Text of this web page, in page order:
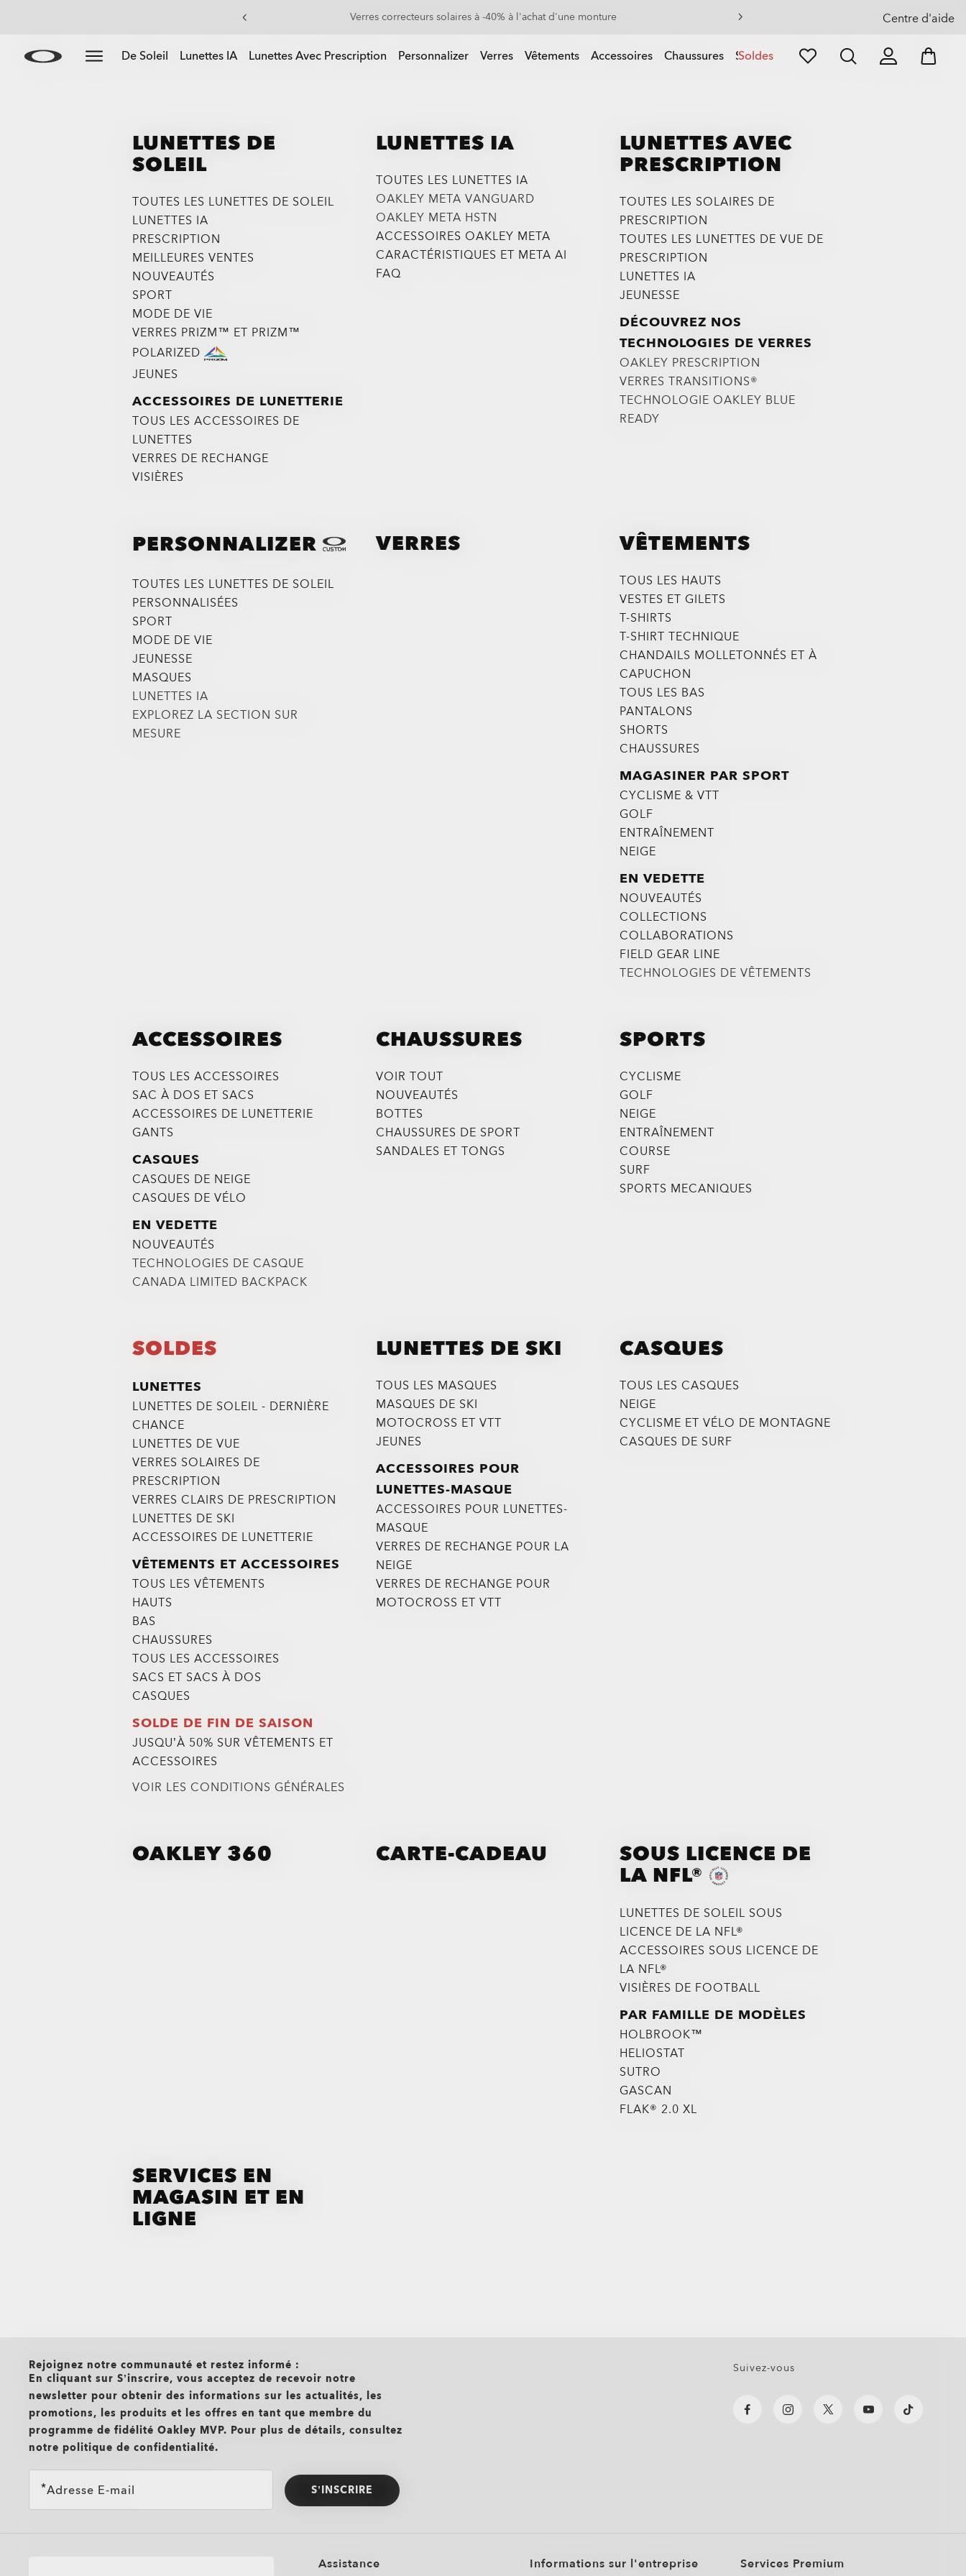
main
Les lunettes de soleil à jusqu'à -50% Centre d'aide
Lunettes De Soleil Lunettes IA Lunettes Avec Prescription Personnalizer Verres Vêtements Accessoires Chaussures Sports
Soldes
LUNETTES DE
SOLEIL
TOUTES LES LUNETTES DE SOLEIL
LUNETTES IA
PRESCRIPTION
MEILLEURES VENTES
NOUVEAUTÉS
SPORT
MODE DE VIE
VERRES PRIZM™ ET PRIZM™
POLARIZED
JEUNES
ACCESSOIRES DE LUNETTERIE
TOUS LES ACCESSOIRES DE
LUNETTES
VERRES DE RECHANGE
VISIÈRES
LUNETTES IA
TOUTES LES LUNETTES IA
OAKLEY META VANGUARD
OAKLEY META HSTN
ACCESSOIRES OAKLEY META
CARACTÉRISTIQUES ET META AI
FAQ
LUNETTES AVEC
PRESCRIPTION
TOUTES LES SOLAIRES DE
PRESCRIPTION
TOUTES LES LUNETTES DE VUE DE
PRESCRIPTION
LUNETTES IA
JEUNESSE
DÉCOUVREZ NOS
TECHNOLOGIES DE VERRES
OAKLEY PRESCRIPTION
VERRES TRANSITIONS®
TECHNOLOGIE OAKLEY BLUE
READY
PERSONNALIZER
TOUTES LES LUNETTES DE SOLEIL
PERSONNALISÉES
SPORT
MODE DE VIE
JEUNESSE
MASQUES
LUNETTES IA
EXPLOREZ LA SECTION SUR
MESURE
VERRES VÊTEMENTS
TOUS LES HAUTS
VESTES ET GILETS
T-SHIRTS
T-SHIRT TECHNIQUE
CHANDAILS MOLLETONNÉS ET À
CAPUCHON
TOUS LES BAS
PANTALONS
SHORTS
CHAUSSURES
MAGASINER PAR SPORT
CYCLISME & VTT
GOLF
ENTRAÎNEMENT
NEIGE
EN VEDETTE
NOUVEAUTÉS
COLLECTIONS
COLLABORATIONS
FIELD GEAR LINE
TECHNOLOGIES DE VÊTEMENTS
ACCESSOIRES
TOUS LES ACCESSOIRES
SAC À DOS ET SACS
ACCESSOIRES DE LUNETTERIE
GANTS
CASQUES
CASQUES DE NEIGE
CASQUES DE VÉLO
EN VEDETTE
NOUVEAUTÉS
TECHNOLOGIES DE CASQUE
CANADA LIMITED BACKPACK
CHAUSSURES
VOIR TOUT
NOUVEAUTÉS
BOTTES
CHAUSSURES DE SPORT
SANDALES ET TONGS
SPORTS
CYCLISME
GOLF
NEIGE
ENTRAÎNEMENT
COURSE
SURF
SPORTS MECANIQUES
SOLDES
LUNETTES
LUNETTES DE SOLEIL - DERNIÈRE
CHANCE
LUNETTES DE VUE
VERRES SOLAIRES DE
PRESCRIPTION
VERRES CLAIRS DE PRESCRIPTION
LUNETTES DE SKI
ACCESSOIRES DE LUNETTERIE
VÊTEMENTS ET ACCESSOIRES
TOUS LES VÊTEMENTS
HAUTS
BAS
CHAUSSURES
TOUS LES ACCESSOIRES
SACS ET SACS À DOS
CASQUES
SOLDE DE FIN DE SAISON
JUSQU’À 50% SUR VÊTEMENTS ET
ACCESSOIRES
VOIR LES CONDITIONS GÉNÉRALES
LUNETTES DE SKI
TOUS LES MASQUES
MASQUES DE SKI
MOTOCROSS ET VTT
JEUNES
ACCESSOIRES POUR
LUNETTES-MASQUE
ACCESSOIRES POUR LUNETTES-
MASQUE
VERRES DE RECHANGE POUR LA
NEIGE
VERRES DE RECHANGE POUR
MOTOCROSS ET VTT
CASQUES
TOUS LES CASQUES
NEIGE
CYCLISME ET VÉLO DE MONTAGNE
CASQUES DE SURF
OAKLEY 360 CARTE-CADEAU SOUS LICENCE DE
LA NFL®
LUNETTES DE SOLEIL SOUS
LICENCE DE LA NFL®
ACCESSOIRES SOUS LICENCE DE
LA NFL®
VISIÈRES DE FOOTBALL
PAR FAMILLE DE MODÈLES
HOLBROOK™
HELIOSTAT
SUTRO
GASCAN
FLAK® 2.0 XL
SERVICES EN
MAGASIN ET EN
LIGNE
Rejoignez notre communauté et restez informé :
En cliquant sur S’inscrire, vous acceptez de recevoir notre
newsletter pour obtenir des informations sur les actualités, les
promotions, les produits et les offres en tant que membre du
programme de fidélité Oakley MVP. Pour plus de détails, consultez
notre politique de confidentialité.
Adresse E-mail S’INSCRIRE
Suivez-vous
Assistance Informations sur l'entreprise Services Premium